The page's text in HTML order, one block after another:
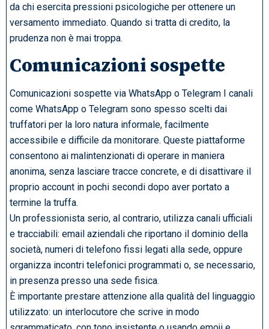
da chi esercita pressioni psicologiche per ottenere un
versamento immediato. Quando si tratta di credito, la
prudenza non è mai troppa.
Comunicazioni sospette
Comunicazioni sospette via WhatsApp o Telegram I canali
come WhatsApp o Telegram sono spesso scelti dai
truffatori per la loro natura informale, facilmente
accessibile e difficile da monitorare. Queste piattaforme
consentono ai malintenzionati di operare in maniera
anonima, senza lasciare tracce concrete, e di disattivare il
proprio account in pochi secondi dopo aver portato a
termine la truffa.
Un professionista serio, al contrario, utilizza canali ufficiali
e tracciabili: email aziendali che riportano il dominio della
società, numeri di telefono fissi legati alla sede, oppure
organizza incontri telefonici programmati o, se necessario,
in presenza presso una sede fisica.
È importante prestare attenzione alla qualità del linguaggio
utilizzato: un interlocutore che scrive in modo